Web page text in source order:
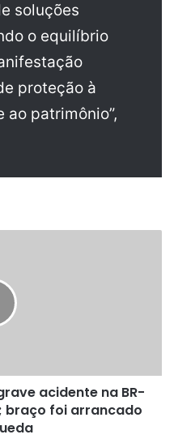
soluções
o equilíbrio
proteção à
patrimônio”,
acidente na BR-
braço foi arrancado